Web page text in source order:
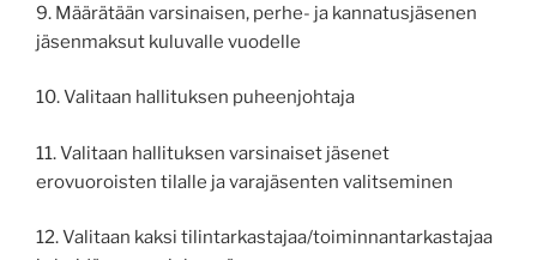
9. Määrätään varsinaisen, perhe- ja kannatusjäsenen
jäsenmaksut kuluvalle vuodelle
10. Valitaan hallituksen puheenjohtaja
11. Valitaan hallituksen varsinaiset jäsenet
erovuoroisten tilalle ja varajäsenten valitseminen
12. Valitaan kaksi tilintarkastajaa/toiminnantarkastajaa